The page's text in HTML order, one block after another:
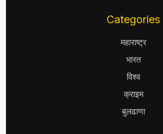
Categories
महाराष्ट्र
भारत
विश्व
क्राइम
बुलढाणा